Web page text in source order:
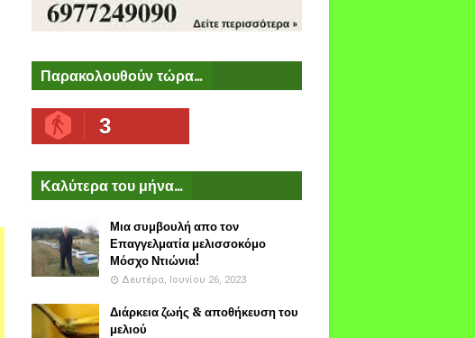
Παρακολουθούν τώρα...
3
Καλύτερα του μήνα...
Μια συμβουλή απο τον
Επαγγελματία μελισσοκόμο
Μόσχο Ντιώνια!
Δευτέρα, Ιουνίου 26, 2023
Διάρκεια ζωής & αποθήκευση του
μελιού